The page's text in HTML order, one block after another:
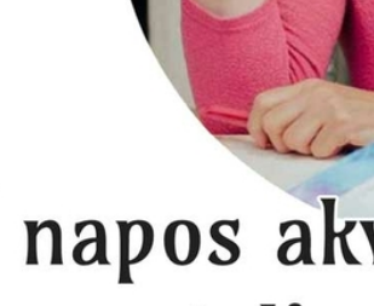
Kezdd az új évet szerencsésen!
szerencsésen!
éves kedves ismerősünk, hogy boldog új évet